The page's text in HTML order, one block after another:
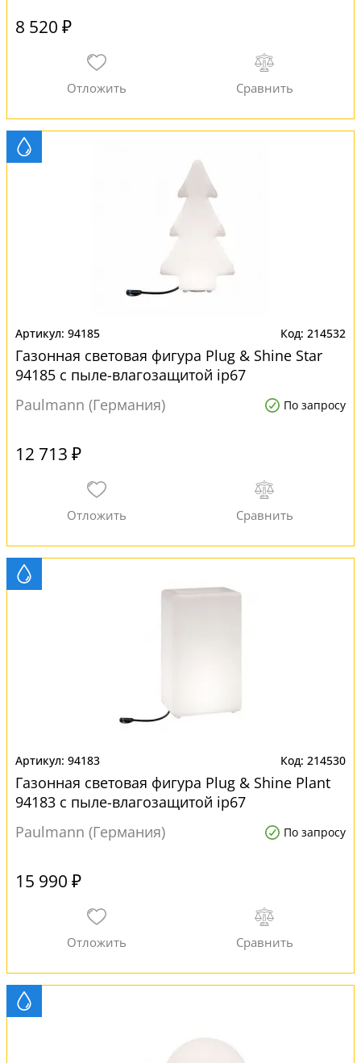
8 520 ₽
94185 214532
Газонная световая фигура Plug & Shine Star
94185 с пыле-влагозащитой ip67
Paulmann (Германия)
По запросу
12 713 ₽
94183 214530
Газонная световая фигура Plug & Shine Plant
94183 с пыле-влагозащитой ip67
Paulmann (Германия)
По запросу
15 990 ₽